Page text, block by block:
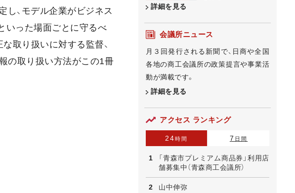
し、モデル企業がビジネス
といった場面ごとに守るべ
取り扱いに対する監督、
の取り扱い方法がこの1冊
詳細を見る
会議所ニュース
月３回発行される新聞で、日商や全国
各地の商工会議所の政策提言や事業活
動が満載です。
詳細を見る
アクセス ランキング
24時間 7 日間
「青森市プレミアム商品券」利用店
舗募集中（青森商工会議所）
山中伸弥